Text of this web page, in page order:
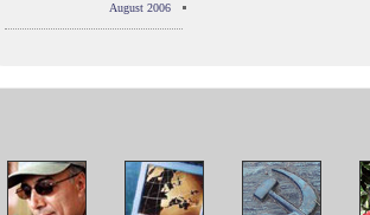
August 2006